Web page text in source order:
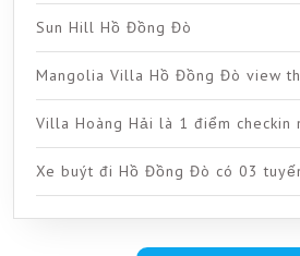
Sun Hill Hồ Đồng Đò
Mangolia Villa Hồ Đồng Đò view
Villa Hoàng Hải là 1 điểm
Xe buýt đi Hồ Đồng Đò có 03